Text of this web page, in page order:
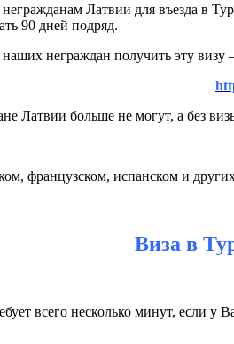
Латвии для въезда в
90 дней подряд.
неграждан получить эту визу
Латвии больше не могут, а без
французском, испанском и других
Виза в
всего несколько минут, если у